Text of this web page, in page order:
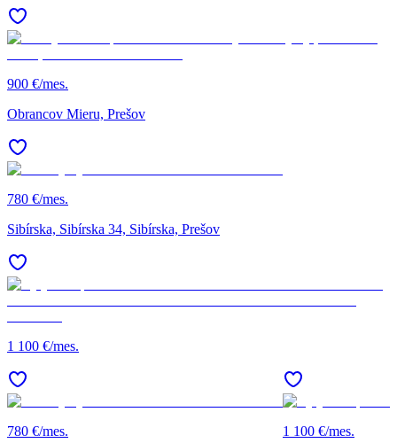
900 €/mes.
Obrancov Mieru, Prešov
780 €/mes.
Sibírska, Sibírska 34, Sibírska, Prešov
1 100 €/mes.
780 €/mes.
1 100 €/mes.